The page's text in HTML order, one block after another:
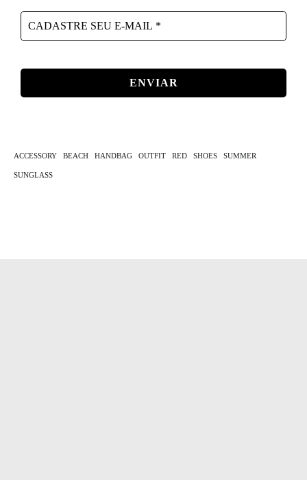
CADASTRE
SEU
*
ACCESSORY BEACH HANDBAG OUTFIT RED SHOES SUMMER
SUNGLASS